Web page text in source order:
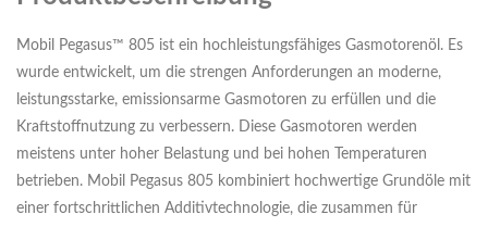
Mobil Pegasus™ 805 ist ein hochleistungsfähiges Gasmotorenöl. Es
wurde entwickelt, um die strengen Anforderungen an moderne,
leistungsstarke, emissionsarme Gasmotoren zu erfüllen und die
Kraftstoffnutzung zu verbessern. Diese Gasmotoren werden
meistens unter hoher Belastung und bei hohen Temperaturen
betrieben. Mobil Pegasus 805 kombiniert hochwertige Grundöle mit
einer fortschrittlichen Additivtechnologie, die zusammen für